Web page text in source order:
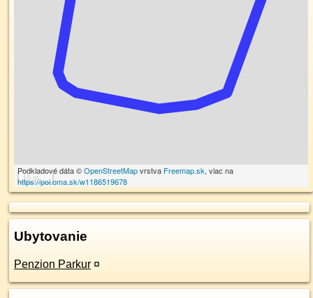
10 m
Podkladové dáta ©OpenStreetMapvrstva Freemap.sk, viac na
https://poi.oma.sk/w1186519678
Ubytovanie
Penzion Parkur ¤